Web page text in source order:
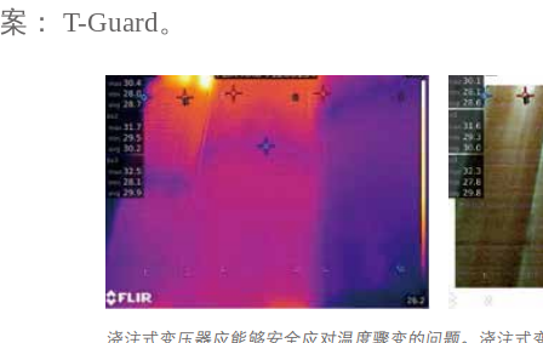
案： T-Guard。